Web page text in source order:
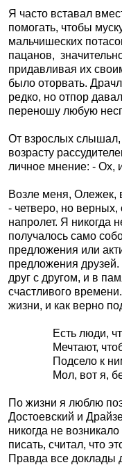
Я часто вставал
помогать, чтобы
мальчишеских
пацанов,
придавливая их
было оторвать.
редко, но отпор
переношу любую
От взрослых слышал,
возрасту
личное мнение: - Ох,
Возле меня, Олежек,
- четверо, но
напролет. Я никогда
получалось само
предложения или
предложения
друг с другом, и в
счастливого
жизни, и как верно
Есть люди,
Мечтают,
Подсело к
Мол, вот я,
По жизни я люблю
Достоевский и
никогда не
писать, считал, что
Правда все доклады